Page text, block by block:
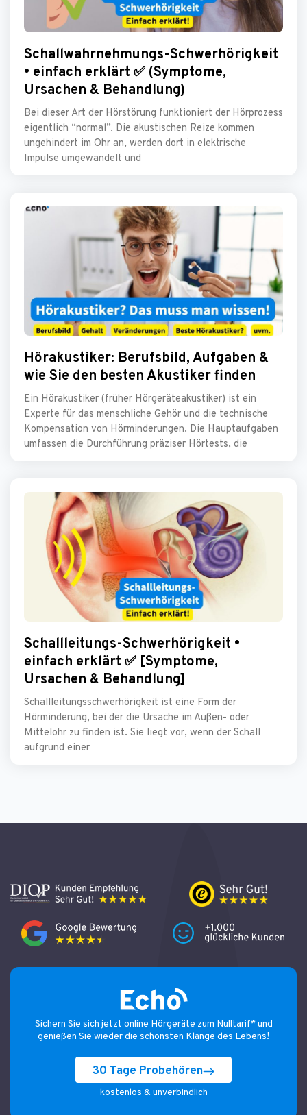
Schallwahrnehmungs-Schwerhörigkeit
• einfach erklärt ✅ (Symptome,
Ursachen & Behandlung)
Bei dieser Art der Hörstörung funktioniert der Hörprozess
eigentlich “normal”. Die akustischen Reize kommen
ungehindert im Ohr an, werden dort in elektrische
Impulse umgewandelt und
Hörakustiker: Berufsbild, Aufgaben &
wie Sie den besten Akustiker finden
Ein Hörakustiker (früher Hörgeräteakustiker) ist ein
Experte für das menschliche Gehör und die technische
Kompensation von Hörminderungen. Die Hauptaufgaben
umfassen die Durchführung präziser Hörtests, die
Schallleitungs-Schwerhörigkeit •
einfach erklärt ✅ [Symptome,
Ursachen & Behandlung]
Schallleitungsschwerhörigkeit ist eine Form der
Hörminderung, bei der die Ursache im Außen- oder
Mittelohr zu finden ist. Sie liegt vor, wenn der Schall
aufgrund einer
Sichern Sie sich jetzt online Hörgeräte zum Nulltarif* und
genießen Sie wieder die schönsten Klänge des Lebens!
30 Tage Probehören
kostenlos & unverbindlich